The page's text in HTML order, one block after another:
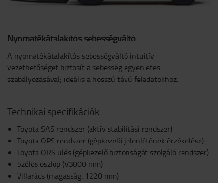
Nyomatékátalakítós sebességváltó
A nyomatékátalakítós sebességváltó intuitív
vezethetőséget biztosít a sebesség egyenletes
szabályozásával; ideális a hosszú távú feladatokhoz.
Technikai specifikációk
Toyota SAS rendszer (aktív stabilitási rendszer)
Toyota OPS rendszer (gépkezelő jelenlétének érzékelése)
Toyota ORS ülés (gépkezelő biztonságát szolgáló rendszer)
Széles oszlop (V3000 mm)
Villarács (magasság: 1220 mm)